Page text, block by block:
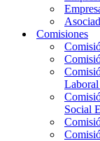
Comisiones
Social